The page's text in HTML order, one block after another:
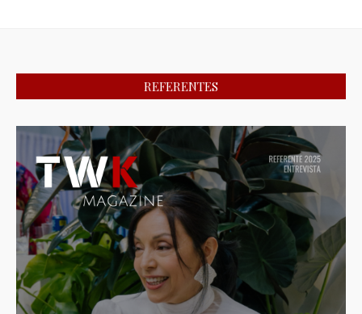
REFERENTES